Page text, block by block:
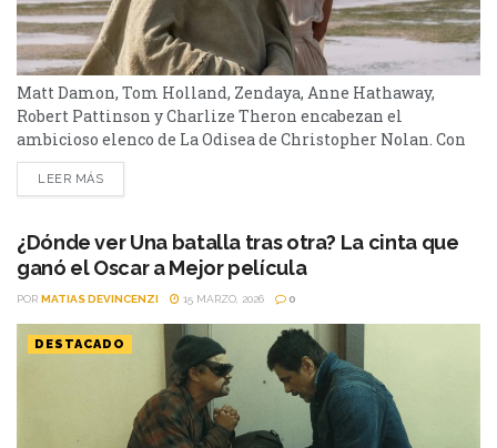
Matt Damon, Tom Holland, Zendaya, Anne Hathaway,
Robert Pattinson y Charlize Theron encabezan el
ambicioso elenco de La Odisea de Christopher Nolan. Con
un elenco repleto de figuras de Hollywood, La Odisea
promete convertirse en uno de los grandes
La nueva película de Christopher Nolan adaptará el célebre
poema épico de Homero y reunirá...
LEER MÁS
¿Dónde ver Una batalla tras otra? La cinta que
ganó el Oscar a Mejor película
POR MATIAS DEVINCENZI 15 MARZO, 2026 0
DESTACADO